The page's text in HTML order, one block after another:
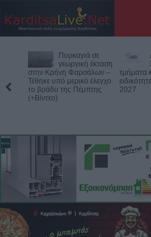
RSS
Δημόσιες
Σ.Α.Ε.Κ.: 860
τμήματα και 95
ειδικότητες για το 2026-
2027
ΟΠΕΚΑ